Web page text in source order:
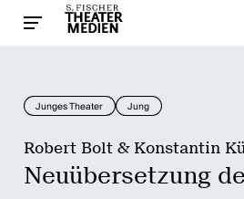
Junges Theater Jung
Robert Bolt & Konstantin
Neuübersetzung